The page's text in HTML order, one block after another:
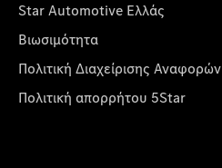
Star Automotive Ελλάς
Βιωσιμότητα
Πολιτική Διαχείρισης Αναφορών
Πολιτική απορρήτου 5Star